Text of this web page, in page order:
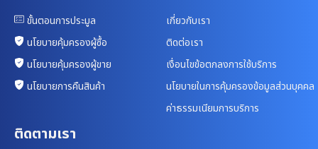
ขั้นตอนการประมูล
นโยบายคุ้มครองผู้ซื้อ
นโยบายคุ้มครองผู้ขาย
นโยบายการคืนสินค้า
เกี่ยวกับเรา
ติดต่อเรา
เงื่อนไขข้อตกลงการใช้บริการ
นโยบายในการคุ้มครองข้อมูลส่วนบุคคล
ค่าธรรมเนียมการบริการ
ติดตามเรา